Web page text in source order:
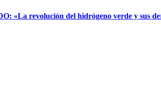
«La revolución del hidrógeno verde y sus